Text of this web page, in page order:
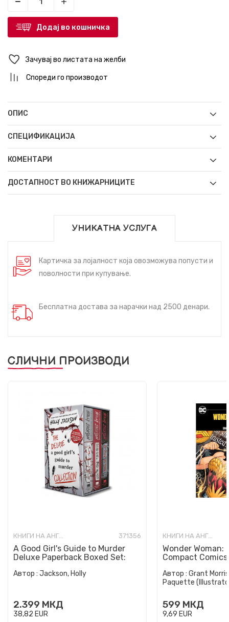
Додај во кошничка
Зачувај во листата на желби
Спореди го производот
ОПИС
СПЕЦИФИКАЦИЈА
КОМЕНТАРИ
ДОСТАПНОСТ ВО КНИЖАРНИЦИТЕ
УНИКАТНА УСЛУГА
Картичка за лојалност која овозможува попусти и
поволности при купување.
Бесплатна достава за нарачки над 2500 денари.
СЛИЧНИ ПРОИЗВОДИ
КНИГИ НА АНГЛИСКИ ЈАЗИК 371356
A Good Girl's Guide to Murder
Deluxe Paperback Boxed Set:
Автор : Jackson, Holly
2.399 МКД
38,82 EUR
КНИГИ НА АНГЛИСКИ ЈАЗИК
Wonder Woman:
Compact
Автор : Grant
Paquette
599 МКД
9,69 EUR